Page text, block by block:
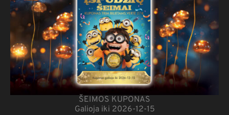
ŠEIMOS KUPONAS
Galioja iki 2026-12-15